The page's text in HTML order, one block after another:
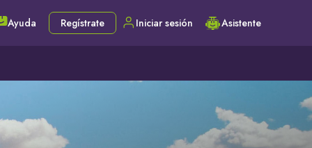
Ayuda Regístrate Iniciar sesión Asistente